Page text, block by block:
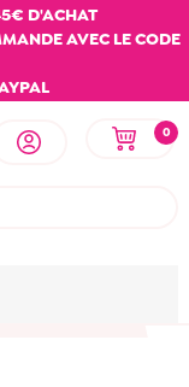
D'ACHAT
AVEC LE CODE
0